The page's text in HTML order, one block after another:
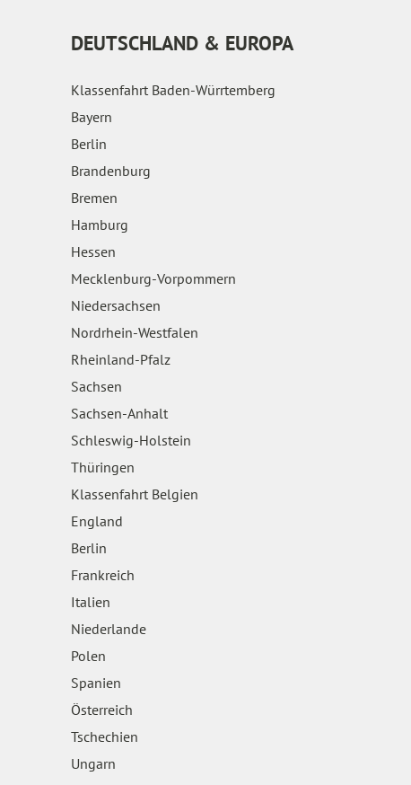
DEUTSCHLAND & EUROPA
Klassenfahrt Baden-Würrtemberg
Bayern
Berlin
Brandenburg
Bremen
Hamburg
Hessen
Mecklenburg-Vorpommern
Niedersachsen
Nordrhein-Westfalen
Rheinland-Pfalz
Sachsen
Sachsen-Anhalt
Schleswig-Holstein
Thüringen
Klassenfahrt Belgien
England
Berlin
Frankreich
Italien
Niederlande
Polen
Spanien
Österreich
Tschechien
Ungarn